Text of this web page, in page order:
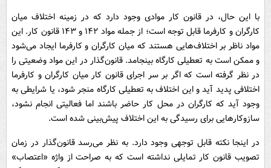
با این حال، در قانون کار موادی وجود دارد که در زمینه اختلاف میان
کارگران و کارفرما قابل توجه است؛ از جمله مواد ۱۴۲ و ۱۴۳ قانون کار. این
مواد ناظر بر اختلاف‌هایی هستند که میان کارگران و کارفرما ایجاد می‌شود
و ممکن است به تعطیلی کارگاه بینجامد. قانون‌گذار در این مواد وضعیتی را
در نظر گرفته است که اگر بر سر اجرای قانون کار میان کارگران و کارفرما
اختلافی پدید آید و این اختلاف به تعطیلی کارگاه منجر شود، یا شرایطی به
وجود آید که کارگران در محل کار حاضر باشند اما فعالیتی انجام نشود،
سازوکارهایی برای رسیدگی به این اختلاف پیش‌بینی شده است.
در اینجا نکته قابل توجهی وجود دارد. به نظر می‌رسد قانون‌گذار در زمان
تصویب قانون کار تمایلی نداشته است که به صراحت از واژه «اعتصاب»